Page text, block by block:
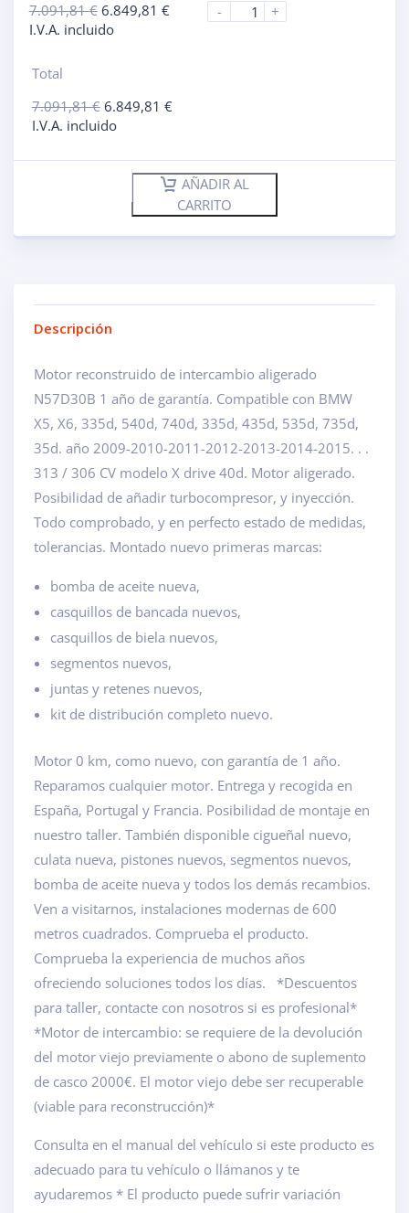
7.091,81€ 6.849,81 €
I.V.A. incluido
-
+
Total
7.091,81€ 6.849,81 €
I.V.A. incluido
AÑADIR AL
CARRITO
Descripción
Motor reconstruido de intercambio aligerado
N57D30B 1 año de garantía. Compatible con BMW
X5, X6, 335d, 540d, 740d, 335d, 435d, 535d, 735d,
35d. año 2009-2010-2011-2012-2013-2014-2015. . .
313 / 306 CV modelo X drive 40d. Motor aligerado.
Posibilidad de añadir turbocompresor, y inyección.
Todo comprobado, y en perfecto estado de medidas,
tolerancias. Montado nuevo primeras marcas:
bomba de aceite nueva,
casquillos de bancada nuevos,
casquillos de biela nuevos,
segmentos nuevos,
juntas y retenes nuevos,
kit de distribución completo nuevo.
Motor 0 km, como nuevo, con garantía de 1 año.
Reparamos cualquier motor. Entrega y recogida en
España, Portugal y Francia. Posibilidad de montaje en
nuestro taller. También disponible cigueñal nuevo,
culata nueva, pistones nuevos, segmentos nuevos,
bomba de aceite nueva y todos los demás recambios.
Ven a visitarnos, instalaciones modernas de 600
metros cuadrados. Comprueba el producto.
Comprueba la experiencia de muchos años
ofreciendo soluciones todos los días. *Descuentos
para taller, contacte con nosotros si es profesional*
*Motor de intercambio: se requiere de la devolución
del motor viejo previamente o abono de suplemento
de casco 2000€. El motor viejo debe ser recuperable
(viable para reconstrucción)*
Consulta en el manual del vehículo si este producto es
adecuado para tu vehículo o llámanos y te
ayudaremos * El producto puede sufrir variación